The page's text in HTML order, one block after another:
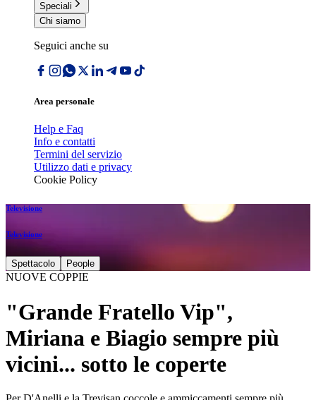
Speciali
Chi siamo
Seguici anche su
Area personale
Help e Faq
Info e contatti
Termini del servizio
Utilizzo dati e privacy
Cookie Policy
Televisione
Televisione
Spettacolo People
NUOVE COPPIE
"Grande Fratello Vip",
Miriana e Biagio sempre più
vicini... sotto le coperte